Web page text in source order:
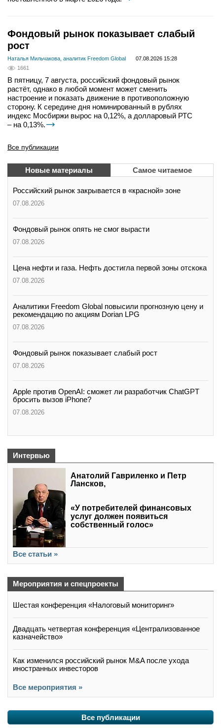
Фондовый рынок показывает слабый
рост
Наталья Мильчакова, аналитик Freedom Global
07.08.2026 15:28
1661
В пятницу, 7 августа, российский фондовый рынок
растёт, однако в любой момент может сменить
настроение и показать движение в противоположную
сторону. К середине дня номинированный в рублях
индекс Мосбиржи вырос на 0,12%, а долларовый РТС
– на 0,13%.
Все публикации
Новые материалы Самое читаемое
Российский рынок закрывается в «красной» зоне
07.08.2026
Фондовый рынок опять не смог вырасти
07.08.2026
Цена нефти и газа. Нефть достигла первой зоны отскока
07.08.2026
Аналитики Freedom Global повысили прогнозную цену и
рекомендацию по акциям Dorian LPG
07.08.2026
Фондовый рынок показывает слабый рост
07.08.2026
Apple против OpenAI: сможет ли разработчик ChatGPT
бросить вызов iPhone?
07.08.2026
Интервью
Анатолий Гавриленко и Петр
Лансков,
«У потребителей финансовых
услуг должен появиться
собственный голос»
Все статьи »
Мероприятия и спецпроекты
Шестая конференция «Налоговый мониторинг»
Двадцать четвертая конференция «Централизованное
казначейство»
Как изменился российский рынок M&A после ухода
иностранных инвесторов
Все мероприятия »
Все публикации